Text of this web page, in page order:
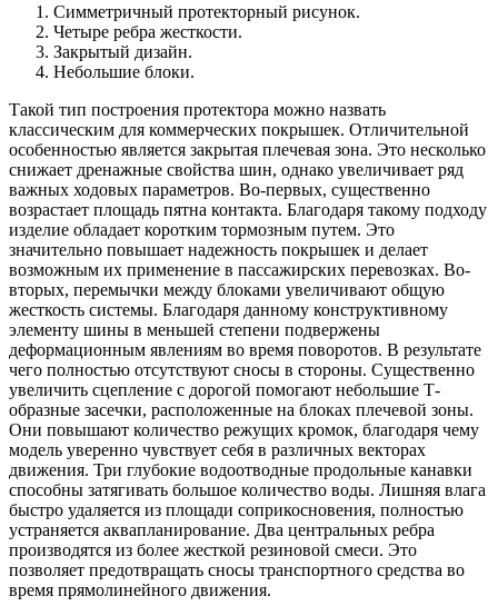
Симметричный протекторный рисунок.
Четыре ребра жесткости.
Закрытый дизайн.
Небольшие блоки.
Такой тип построения протектора можно назвать
классическим для коммерческих покрышек. Отличительной
особенностью является закрытая плечевая зона. Это несколько
снижает дренажные свойства шин, однако увеличивает ряд
важных ходовых параметров. Во-первых, существенно
возрастает площадь пятна контакта. Благодаря такому подходу
изделие обладает коротким тормозным путем. Это
значительно повышает надежность покрышек и делает
возможным их применение в пассажирских перевозках. Во-
вторых, перемычки между блоками увеличивают общую
жесткость системы. Благодаря данному конструктивному
элементу шины в меньшей степени подвержены
деформационным явлениям во время поворотов. В результате
чего полностью отсутствуют сносы в стороны. Существенно
увеличить сцепление с дорогой помогают небольшие Т-
образные засечки, расположенные на блоках плечевой зоны.
Они повышают количество режущих кромок, благодаря чему
модель уверенно чувствует себя в различных векторах
движения. Три глубокие водоотводные продольные канавки
способны затягивать большое количество воды. Лишняя влага
быстро удаляется из площади соприкосновения, полностью
устраняется аквапланирование. Два центральных ребра
производятся из более жесткой резиновой смеси. Это
позволяет предотвращать сносы транспортного средства во
время прямолинейного движения.